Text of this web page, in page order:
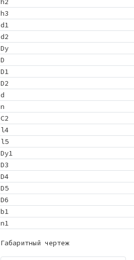
h3
d1
d2
Dу
D
D1
D2
d
n
C2
l4
l5
Dу1
D3
D4
D5
D6
b1
n1
Габаритный чертеж